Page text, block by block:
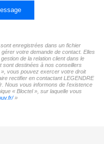
enregistrées dans un fichier
votre demande de contact. Elles
de la relation client dans le
sont destinées à nos conseillers
vous pouvez exercer votre droit
rectifier en contactant LEGENDRE
Nous vous informons de l'existence
« Bloctel », sur laquelle vous
»